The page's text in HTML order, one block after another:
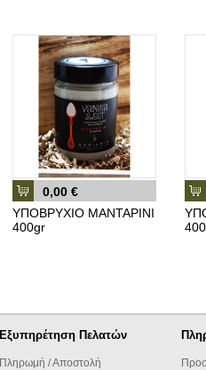
0,00 €
ΥΠΟΒΡΥΧΙΟ ΜΑΝΤΑΡΙΝΙ
400gr
Εξυπηρέτηση Πελατών
Πληρωμή / Αποστολή